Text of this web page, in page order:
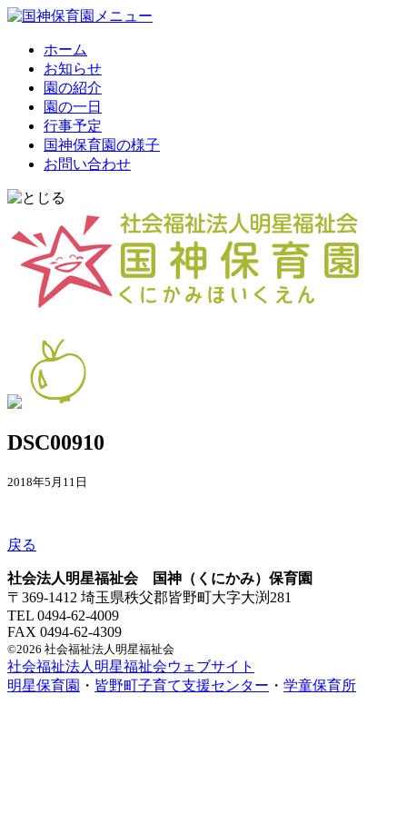
ホーム
お知らせ
園の紹介
園の一日
行事予定
国神保育園の様子
お問い合わせ
DSC00910
2018年5月11日
戻る
社会法人明星福祉会 国神（くにかみ）保育園
〒369-1412 埼玉県秩父郡皆野町大字大渕281
TEL 0494-62-4009
FAX 0494-62-4309
©2026 社会福祉法人明星福祉会
社会福祉法人明星福祉会ウェブサイト
明星保育園 ・ 皆野町子育て支援センター ・ 学童保育所